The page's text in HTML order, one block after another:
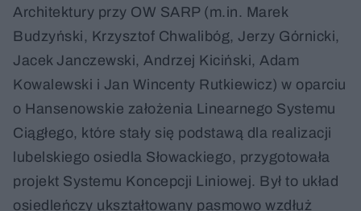
Architektury przy OW SARP (m.in. Marek
Budzyński, Krzysztof Chwalibóg, Jerzy Górnicki,
Jacek Janczewski, Andrzej Kiciński, Adam
Kowalewski i Jan Wincenty Rutkiewicz) w oparciu
o Hansenowskie założenia Linearnego Systemu
Ciągłego, które stały się podstawą dla realizacji
lubelskiego osiedla Słowackiego, przygotowała
projekt Systemu Koncepcji Liniowej. Był to układ
osiedleńczy ukształtowany pasmowo wzdłuż